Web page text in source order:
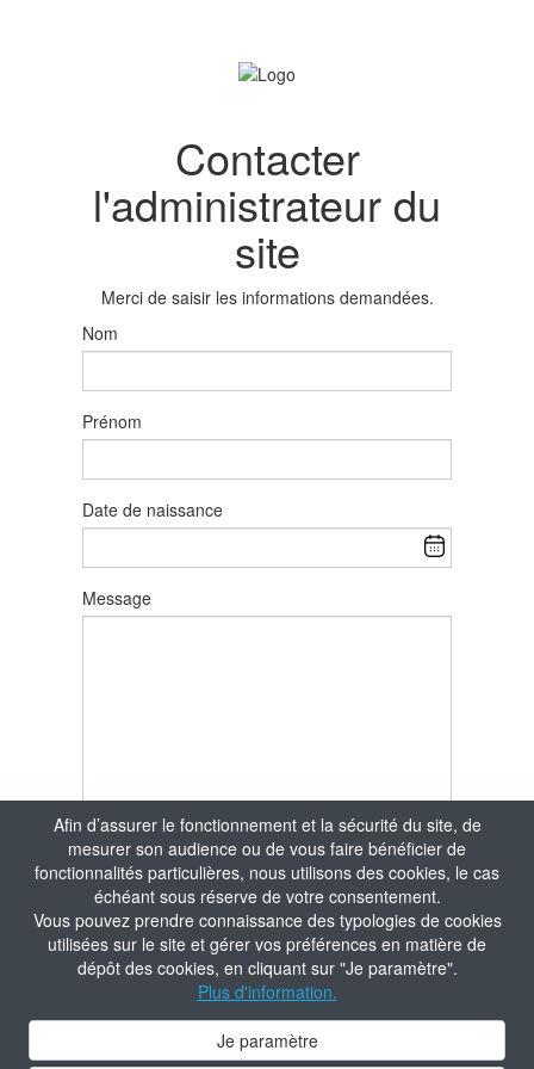
Afin d’assurer le fonctionnement et la sécurité du site, de
mesurer son audience ou de vous faire bénéficier de
fonctionnalités particulières, nous utilisons des cookies, le cas
échéant sous réserve de votre consentement.
Vous pouvez prendre connaissance des typologies de cookies
utilisées sur le site et gérer vos préférences en matière de
dépôt des cookies, en cliquant sur "Je paramètre".
Plus d'information.
Je paramètre
Contacter
l'administrateur du
site
Merci de saisir les informations demandées.
Nom
Prénom
Date de naissance
Message